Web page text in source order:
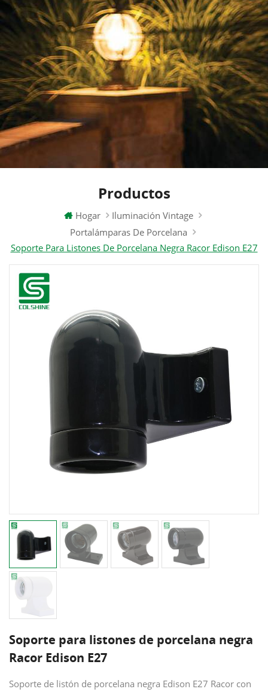
Productos
Hogar
Iluminación Vintage
Portalámparas De Porcelana
Soporte Para Listones De Porcelana Negra Racor Edison E27
Soporte para listones de porcelana negra
Racor Edison E27
Soporte de listón de porcelana negra Edison E27 Racor con